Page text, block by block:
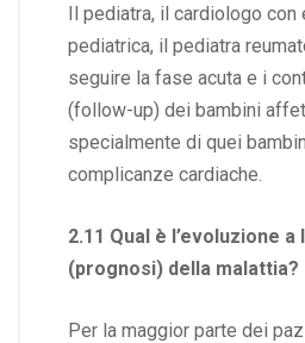
Il pediatra, il cardiologo con
pediatrica, il pediatra
seguire la fase acuta e i
(follow-up) dei bambini
specialmente di quei
complicanze cardiache.
2.11 Qual è l’evoluzione
(prognosi) della malattia?
Per la maggior parte dei